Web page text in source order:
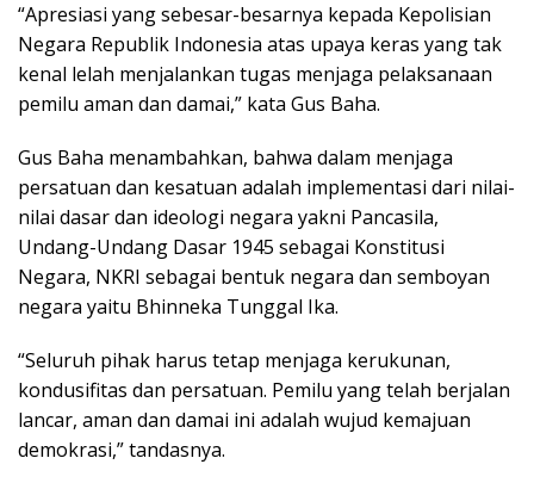
“Apresiasi yang sebesar-besarnya kepada Kepolisian
Negara Republik Indonesia atas upaya keras yang tak
kenal lelah menjalankan tugas menjaga pelaksanaan
pemilu aman dan damai,” kata Gus Baha.
Gus Baha menambahkan, bahwa dalam menjaga
persatuan dan kesatuan adalah implementasi dari nilai-
nilai dasar dan ideologi negara yakni Pancasila,
Undang-Undang Dasar 1945 sebagai Konstitusi
Negara, NKRI sebagai bentuk negara dan semboyan
negara yaitu Bhinneka Tunggal Ika.
“Seluruh pihak harus tetap menjaga kerukunan,
kondusifitas dan persatuan. Pemilu yang telah berjalan
lancar, aman dan damai ini adalah wujud kemajuan
demokrasi,” tandasnya.